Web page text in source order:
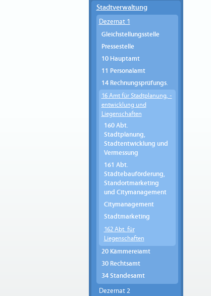
Stadtverwaltung
Dezernat 1
Gleichstellungsstelle
Pressestelle
10 Hauptamt
11 Personalamt
14 Rechnungsprüfungs.
16 Amt für Stadtplanung, -
entwicklung und
Liegenschaften
160 Abt.
Stadtplanung,
Stadtentwicklung und
Vermessung
161 Abt.
Städtebauförderung,
Standortmarketing
und Citymanagement
Citymanagement
Stadtmarketing
162 Abt. für
Liegenschaften
20 Kämmereiamt
30 Rechtsamt
34 Standesamt
Dezernat 2